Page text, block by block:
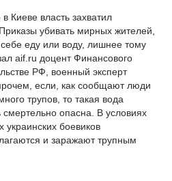
Киеве власть захватил
убивать мирных жителей,
еду или воду, лишнее тому
aif.ru доцент Финансового
РФ, военный эксперт
если, как сообщают люди
трупов, то такая вода
опасна. В условиях
украинских боевиков
и заражают трупным